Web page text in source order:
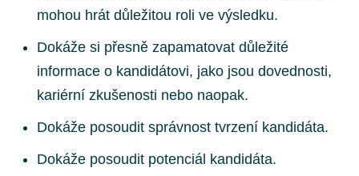
mohou hrát důležitou roli ve výsledku.
Dokáže si přesně zapamatovat důležité
informace o kandidátovi, jako jsou dovednosti,
kariérní zkušenosti nebo naopak.
Dokáže posoudit správnost tvrzení kandidáta.
Dokáže posoudit potenciál kandidáta.